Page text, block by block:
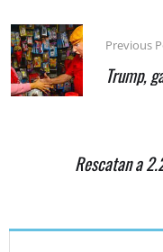
Previous
Trump,
Rescatan a